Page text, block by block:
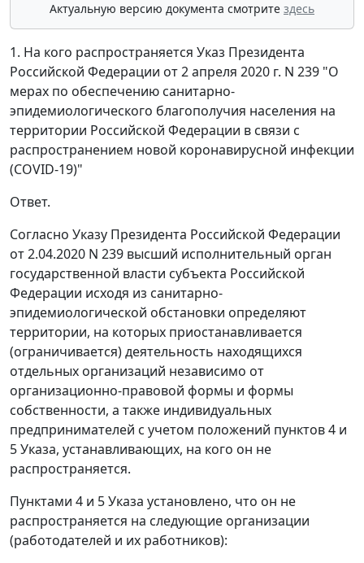
Актуальную версию документа смотрите здесь
1. На кого распространяется Указ Президента
Российской Федерации от 2 апреля 2020 г. N 239 "О
мерах по обеспечению санитарно-
эпидемиологического благополучия населения на
территории Российской Федерации в связи с
распространением новой коронавирусной инфекции
(COVID-19)"
Ответ.
Согласно Указу Президента Российской Федерации
от 2.04.2020 N 239 высший исполнительный орган
государственной власти субъекта Российской
Федерации исходя из санитарно-
эпидемиологической обстановки определяют
территории, на которых приостанавливается
(ограничивается) деятельность находящихся
отдельных организаций независимо от
организационно-правовой формы и формы
собственности, а также индивидуальных
предпринимателей с учетом положений пунктов 4 и
5 Указа, устанавливающих, на кого он не
распространяется.
Пунктами 4 и 5 Указа установлено, что он не
распространяется на следующие организации
(работодателей и их работников):